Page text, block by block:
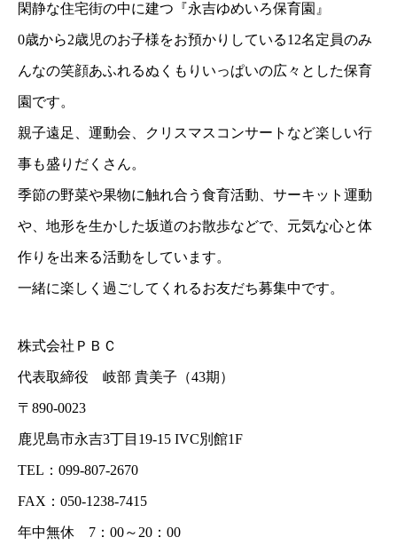
閑静な住宅街の中に建つ『永吉ゆめいろ保育園』
0歳から2歳児のお子様をお預かりしている12名定員のみ
んなの笑顔あふれるぬくもりいっぱいの広々とした保育
園です。
親子遠足、運動会、クリスマスコンサートなど楽しい行
事も盛りだくさん。
季節の野菜や果物に触れ合う食育活動、サーキット運動
や、地形を生かした坂道のお散歩などで、元気な心と体
作りを出来る活動をしています。
一緒に楽しく過ごしてくれるお友だち募集中です。
株式会社ＰＢＣ
代表取締役 岐部 貴美子（43期）
〒890-0023
鹿児島市永吉3丁目19-15 IVC別館1F
TEL：099-807-2670
FAX：050-1238-7415
年中無休 7：00～20：00